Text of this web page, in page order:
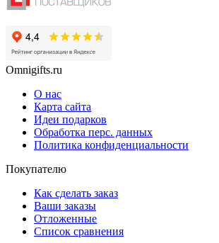
Omnigifts.ru
О нас
Карта сайта
Идеи подарков
Обработка перс. данных
Политика конфиденциальности
Покупателю
Как сделать заказ
Ваши заказы
Отложенные
Список сравнения